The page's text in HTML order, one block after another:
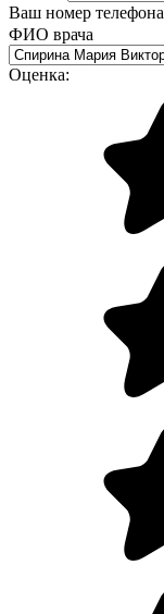
Ваш номер телефона
ФИО врача
Оценка: